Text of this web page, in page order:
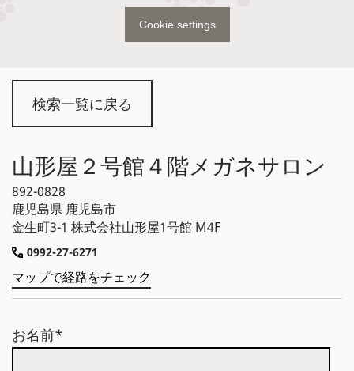
検索一覧に戻る
山形屋２号館４階メガネサロン
892-0828
鹿児島県 鹿児島市
金生町3-1 株式会社山形屋1号館 M4F
0992-27-6271
マップで経路をチェック
お名前*
Cookie settings